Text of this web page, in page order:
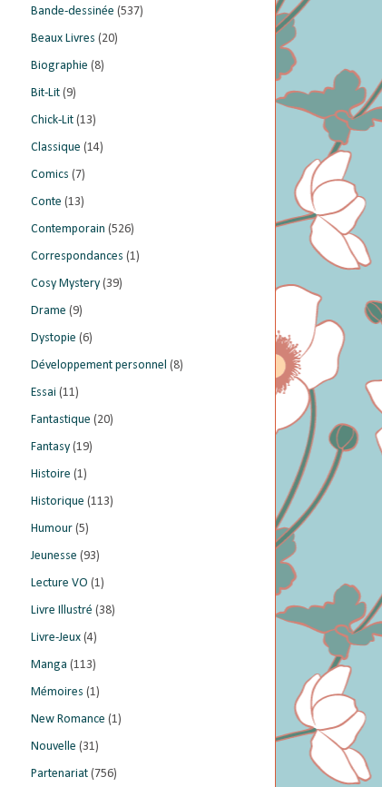
Bande-dessinée (537)
Beaux Livres (20)
Biographie (8)
Bit-Lit (9)
Chick-Lit (13)
Classique (14)
Comics (7)
Conte (13)
Contemporain (526)
Correspondances (1)
Cosy Mystery (39)
Drame (9)
Dystopie (6)
Développement personnel (8)
Essai (11)
Fantastique (20)
Fantasy (19)
Histoire (1)
Historique (113)
Humour (5)
Jeunesse (93)
Lecture VO (1)
Livre Illustré (38)
Livre-Jeux (4)
Manga (113)
Mémoires (1)
New Romance (1)
Nouvelle (31)
Partenariat (756)